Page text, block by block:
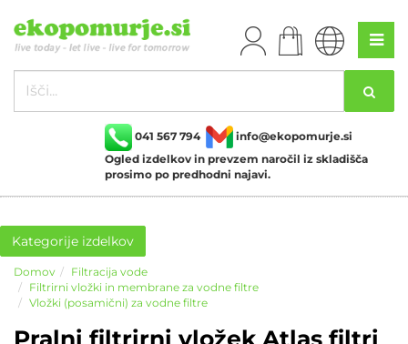
041 567 794
info@ekopomurje.si
Ogled izdelkov in prevzem naročil iz skladišča
prosimo po predhodni najavi.
Kategorije izdelkov
Domov
Filtracija vode
Filtrirni vložki in membrane za vodne filtre
Vložki (posamični) za vodne filtre
Pralni filtrirni vložek Atlas filtri